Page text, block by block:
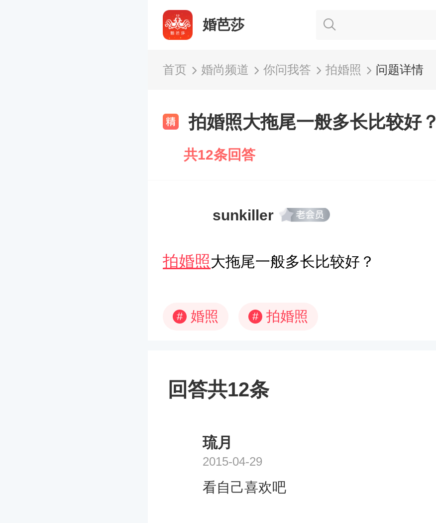
婚芭莎
首页 婚尚频道 你问我答 拍婚照 问题详情
拍婚照大拖尾一般多长比较好？
共12条回答
sunkiller
拍婚照大拖尾一般多长比较好？
# 婚照 # 拍婚照
回答共12条
琉月
2015-04-29
看自己喜欢吧